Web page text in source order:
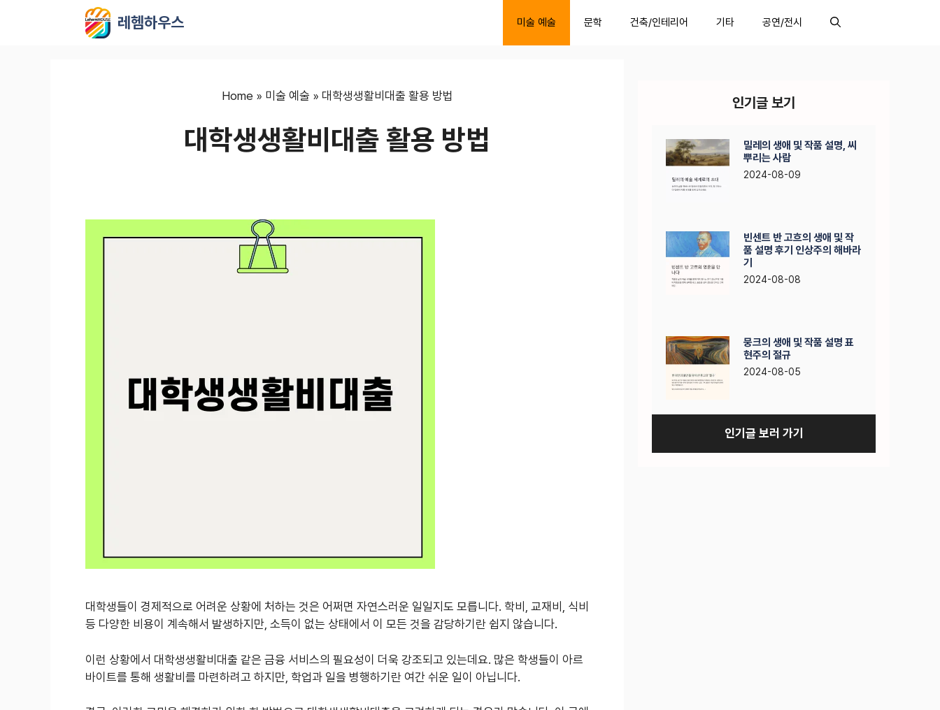
레헴하우스 미술 예술 문학 건축/인테리어 기타 공연/전시
Home » 미술 예술 » 대학생생활비대출 활용 방법
대학생생활비대출 활용 방법
대학생들이 경제적으로 어려운 상황에 처하는 것은 어쩌면 자연스러운 일일지도 모릅니다. 학비, 교재비, 식비
등 다양한 비용이 계속해서 발생하지만, 소득이 없는 상태에서 이 모든 것을 감당하기란 쉽지 않습니다.
이런 상황에서 대학생생활비대출 같은 금융 서비스의 필요성이 더욱 강조되고 있는데요. 많은 학생들이 아르
바이트를 통해 생활비를 마련하려고 하지만, 학업과 일을 병행하기란 여간 쉬운 일이 아닙니다.
인기글 보기
밀레의 생애 및 작품 설명, 씨
뿌리는 사람
2024-08-09
빈센트 반 고흐의 생애 및 작
품 설명 후기 인상주의 해바라
기
2024-08-08
뭉크의 생애 및 작품 설명 표
현주의 절규
2024-08-05
인기글 보러 가기